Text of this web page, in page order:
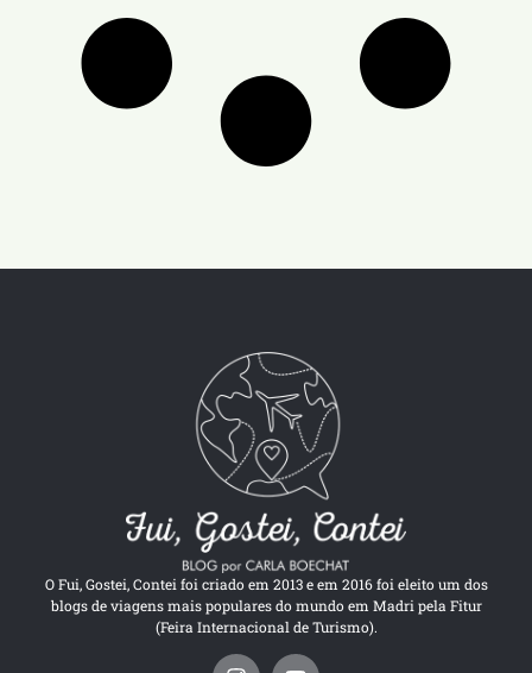
O Fui, Gostei, Contei foi criado em 2013 e em 2016 foi eleito um dos
blogs de viagens mais populares do mundo em Madri pela Fitur
(Feira Internacional de Turismo).